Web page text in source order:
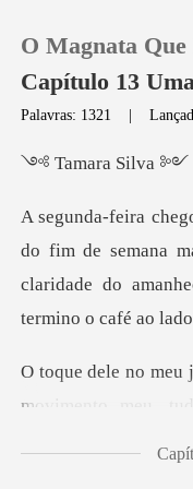
Loja
Histórico
O Magnata
Capítulo 13
Palavras: 1321 |
ara S
semana
claridade do
movimento meu,